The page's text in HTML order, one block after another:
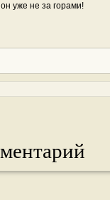
уже не за горами!